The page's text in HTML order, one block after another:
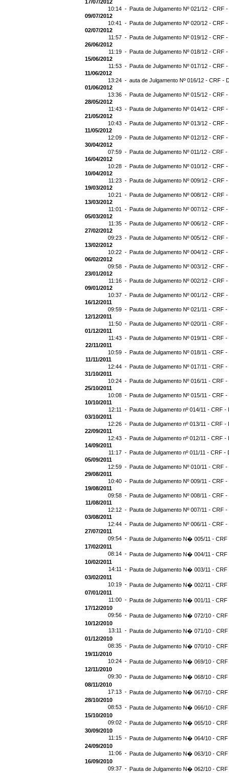
17/07/2012
10:14 - Pauta de Julgamento Nº 021/12 - CRF
09/07/2012
10:41 - Pauta de Julgamento Nº 020/12 - CRF
02/07/2012
11:57 - Pauta de Julgamento Nº 019/12 - CRF
26/06/2012
11:19 - Pauta de Julgamento Nº 018/12 - CRF
15/06/2012
11:53 - Pauta de Julgamento Nº 017/12 - CRF
11/06/2012
13:24 - auta de Julgamento Nº 016/12 - CRF -
01/06/2012
13:36 - Pauta de Julgamento Nº 015/12 - CRF
28/05/2012
11:43 - Pauta de Julgamento Nº 014/12 - CRF
21/05/2012
10:43 - Pauta de Julgamento Nº 013/12 - CRF
11/05/2012
12:09 - Pauta de Julgamento Nº 012/12 - CRF
30/04/2012
07:59 - Pauta de Julgamento Nº 011/12 - CRF
16/04/2012
10:28 - Pauta de Julgamento Nº 010/12 - CRF
10/04/2012
11:23 - Pauta de Julgamento Nº 009/12 - CRF
19/03/2012
10:21 - Pauta de Julgamento Nº 008/12 - CRF
13/03/2012
11:01 - Pauta de Julgamento Nº 007/12 - CRF
05/03/2012
11:35 - Pauta de Julgamento Nº 006/12 - CRF
27/02/2012
09:23 - Pauta de Julgamento Nº 005/12 - CRF
13/02/2012
10:22 - Pauta de Julgamento Nº 004/12 - CRF
06/02/2012
09:58 - Pauta de Julgamento Nº 003/12 - CRF
23/01/2012
11:16 - Pauta de Julgamento Nº 002/12 - CRF
09/01/2012
10:37 - Pauta de Julgamento Nº 001/12 - CRF
16/12/2011
09:59 - Pauta de Julgamento Nº 021/11 - CRF -
12/12/2011
11:50 - Pauta de Julgamento Nº 020/11 - CRF -
01/12/2011
11:43 - Pauta de Julgamento Nº 019/11 - CRF -
22/11/2011
10:59 - Pauta de Julgamento Nº 018/11 - CRF -
11/11/2011
12:44 - Pauta de Julgamento Nº 017/11 - CRF -
31/10/2011
10:24 - Pauta de Julgamento Nº 016/11 - CRF -
25/10/2011
10:08 - Pauta de Julgamento Nº 015/11 - CRF -
10/10/2011
12:11 - Pauta de Julgamento nº 014/11 - CRF -
03/10/2011
12:26 - Pauta de Julgamento nº 013/11 - CRF -
22/09/2011
12:43 - Pauta de Julgamento nº 012/11 - CRF -
14/09/2011
11:17 - Pauta de Julgamento nº 011/11 - CRF -
05/09/2011
12:59 - Pauta de Julgamento Nº 010/11 - CRF -
29/08/2011
10:40 - Pauta de Julgamento Nº 009/11 - CRF -
19/08/2011
09:58 - Pauta de Julgamento Nº 008/11 - CRF -
11/08/2011
12:12 - Pauta de Julgamento Nº 007/11 - CRF -
03/08/2011
12:44 - Pauta de Julgamento Nº 006/11 - CRF -
27/07/2011
09:54 - Pauta de Julgamento N� 005/11 - CRF
17/02/2011
08:14 - Pauta de Julgamento N� 004/11 - CRF
10/02/2011
14:11 - Pauta de Julgamento N� 003/11 - CRF
03/02/2011
10:19 - Pauta de Julgamento N� 002/11 - CRF
07/01/2011
11:00 - Pauta de Julgamento N� 001/11 - CRF
17/12/2010
09:56 - Pauta de Julgamento N� 072/10 - CRF
10/12/2010
13:11 - Pauta de Julgamento N� 071/10 - CRF
01/12/2010
08:35 - Pauta de Julgamento N� 070/10 - CRF
19/11/2010
10:24 - Pauta de Julgamento N� 069/10 - CRF
12/11/2010
09:30 - Pauta de Julgamento N� 068/10 - CRF
08/11/2010
17:13 - Pauta de Julgamento N� 067/10 - CRF
28/10/2010
08:53 - Pauta de Julgamento N� 066/10 - CRF
15/10/2010
09:02 - Pauta de Julgamento N� 065/10 - CRF
30/09/2010
11:15 - Pauta de Julgamento N� 064/10 - CRF
24/09/2010
11:06 - Pauta de Julgamento N� 063/10 - CRF
16/09/2010
09:37 - Pauta de Julgamento N� 062/10 - CRF